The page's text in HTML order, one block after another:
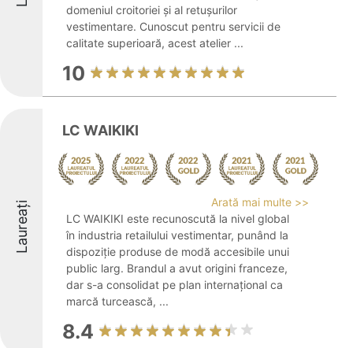
domeniul croitoriei și al retușurilor
vestimentare. Cunoscut pentru servicii de
calitate superioară, acest atelier ...
10
Laureați
LC WAIKIKI
Arată mai multe >>
LC WAIKIKI este recunoscută la nivel global
în industria retailului vestimentar, punând la
dispoziție produse de modă accesibile unui
public larg. Brandul a avut origini franceze,
dar s-a consolidat pe plan internațional ca
marcă turcească, ...
8.4